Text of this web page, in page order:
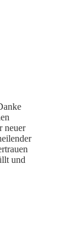
neuer
und